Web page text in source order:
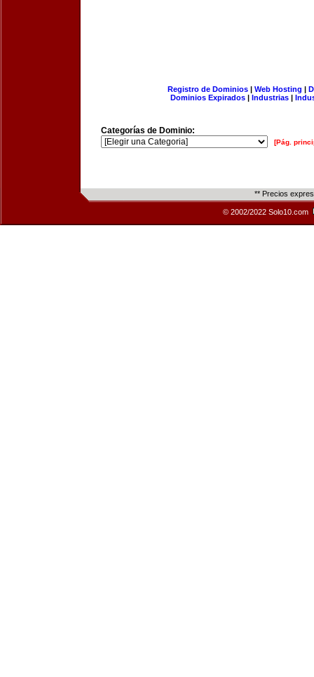
Registro de Dominios| Web Hosting |
Dominios Expirados | Industrias |
Categorías de Dominio:
[Pág.
** Precios
© 2002/2022 Solo10.com